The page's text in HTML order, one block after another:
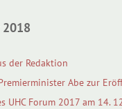
2018
der Redaktion
Abe zur
UHC Forum 2017 am 14.